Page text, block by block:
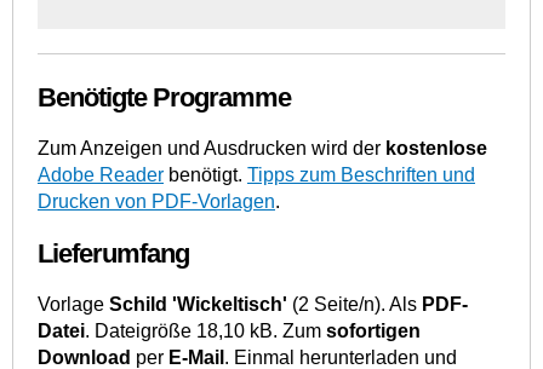
Benötigte Programme
Zum Anzeigen und Ausdrucken wird der kostenlose
Adobe Reader benötigt. Tipps zum Beschriften und
Drucken von PDF-Vorlagen.
Lieferumfang
Vorlage Schild 'Wickeltisch' (2 Seite/n). Als PDF-
Datei. Dateigröße 18,10 kB. Zum sofortigen
Download per E-Mail . Einmal herunterladen und